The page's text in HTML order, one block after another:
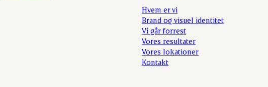
Hvem er vi
Brand og visuel identitet
Vi går forrest
Vores resultater
Vores lokationer
Kontakt